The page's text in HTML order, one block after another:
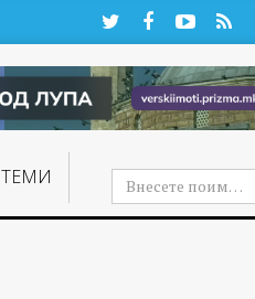
TwitterFacebookYouTube
RSS
ТЕМИ